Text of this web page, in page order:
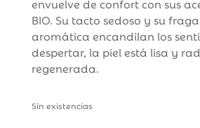
envuelve de confort con sus
BIO. Su tacto sedoso y su
aromática encandilan los
despertar, la piel está lisa y
regenerada.
Sin existencias